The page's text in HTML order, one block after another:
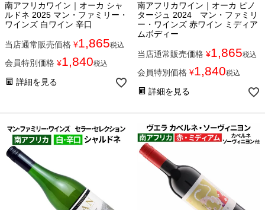
南アフリカワイン｜オーカ シャ
ルドネ 2025 マン・ファミリー・
ワインズ 白ワイン 辛口
当店通常販売価格 ¥1,865税込
会員特別価格 ¥1,840税込
詳細を見る
南アフリカワイン｜オーカ ピノ
タージュ 2024 マン・ファミリ
ー・ワインズ 赤ワイン ミディア
ムボディー
当店通常販売価格 ¥1,865税込
会員特別価格 ¥1,840税込
詳細を見る